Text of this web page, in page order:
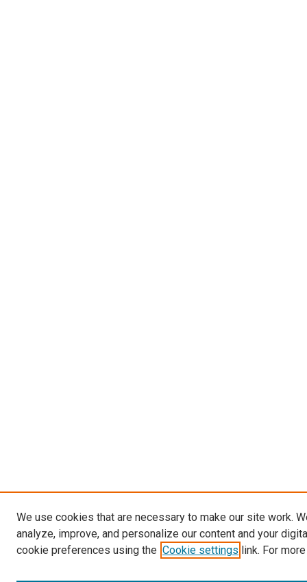
We use cookies that are necessary to make our site work.
analyze, improve, and personalize our content and your
cookie preferences using the Cookie settings link. For